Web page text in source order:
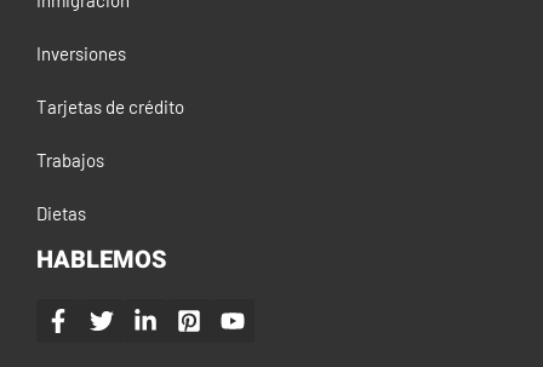
Inversiones
Tarjetas de crédito
Trabajos
Dietas
HABLEMOS